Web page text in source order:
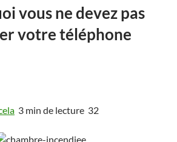
vous ne devez pas
votre téléphone
3 min de lecture 32